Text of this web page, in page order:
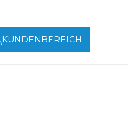
KUNDENBEREICH